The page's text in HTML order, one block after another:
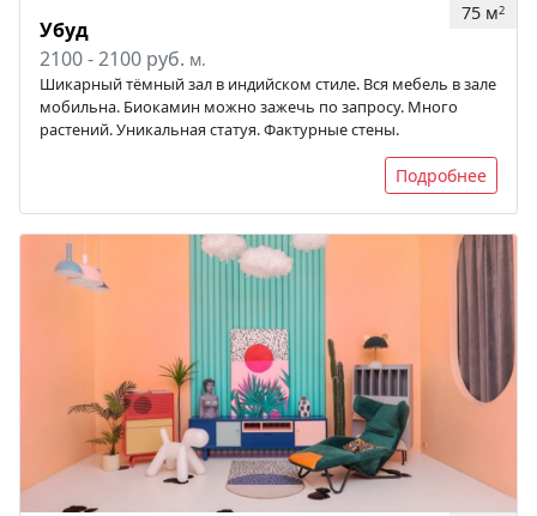
75 м2
Убуд
2100 - 2100 руб. м.
Шикарный тёмный зал в индийском стиле. Вся мебель в зале
мобильна. Биокамин можно зажечь по запросу. Много
растений. Уникальная статуя. Фактурные стены.
Подробнее